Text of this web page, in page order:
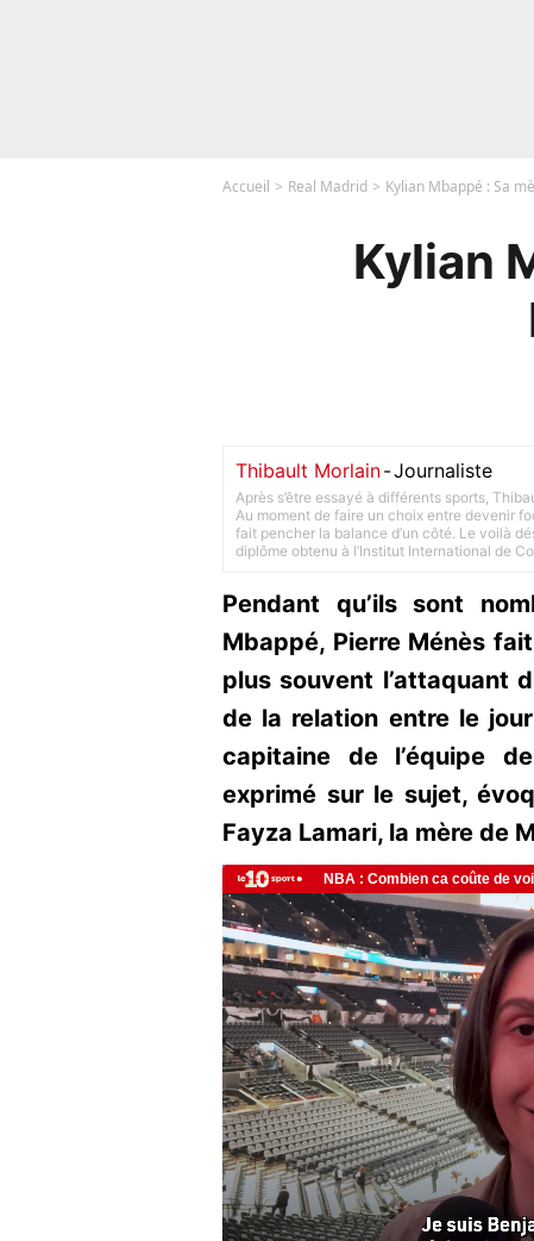
Accueil Real Madrid Kylian Mbappé : Sa
Kylian
Thibault Morlain-Journaliste
Après s’être essayé à différents sports,
Au moment de faire un choix entre devenir
fait pencher la balance d’un côté. Le voilà
diplôme obtenu à l’Institut International de
Pendant qu’ils sont
Mbappé, Pierre Ménès
plus souvent l’attaquant
de la relation entre le
capitaine de l’équipe
exprimé sur le sujet,
Fayza Lamari, la mère de